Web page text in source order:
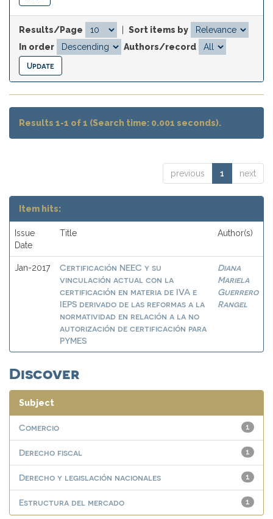
Results/Page
Sort items by
In order
Authors/record
Results 1-1 of 1 (Search time: 0.001 seconds).
previous 1 next
Item hits:
Issue
Date
Title Author(s)
Jan-2017
Certificación NEEC y su
vinculación actual con la
certificación en materia de IVA e
IEPS derivado de las reformas a la
normatividad en relación a la no
autorización de certificación para
PYMES
Diana
Mariela
Guerrero
Rangel
Discover
Subject
1
Comercio
1
Derecho fiscal
1
Derecho y legislación nacionales
1
Estructura del mercado